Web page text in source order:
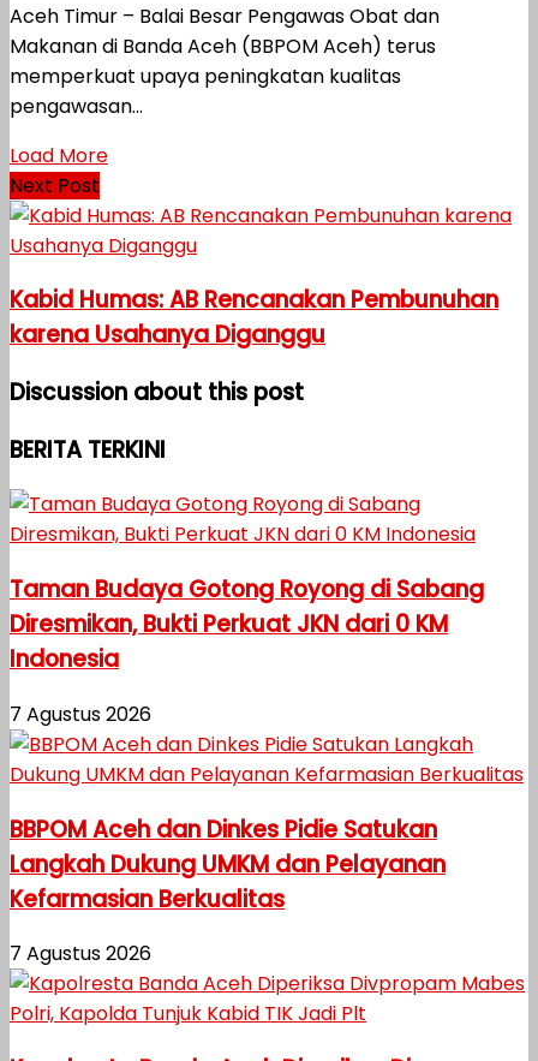
Aceh Timur – Balai Besar Pengawas Obat dan
Makanan di Banda Aceh (BBPOM Aceh) terus
memperkuat upaya peningkatan kualitas
pengawasan...
Load More
Next Post
Kabid Humas: AB Rencanakan Pembunuhan
karena Usahanya Diganggu
Discussion about this post
BERITA TERKINI
Taman Budaya Gotong Royong di Sabang
Diresmikan, Bukti Perkuat JKN dari 0 KM
Indonesia
7 Agustus 2026
BBPOM Aceh dan Dinkes Pidie Satukan
Langkah Dukung UMKM dan Pelayanan
Kefarmasian Berkualitas
7 Agustus 2026